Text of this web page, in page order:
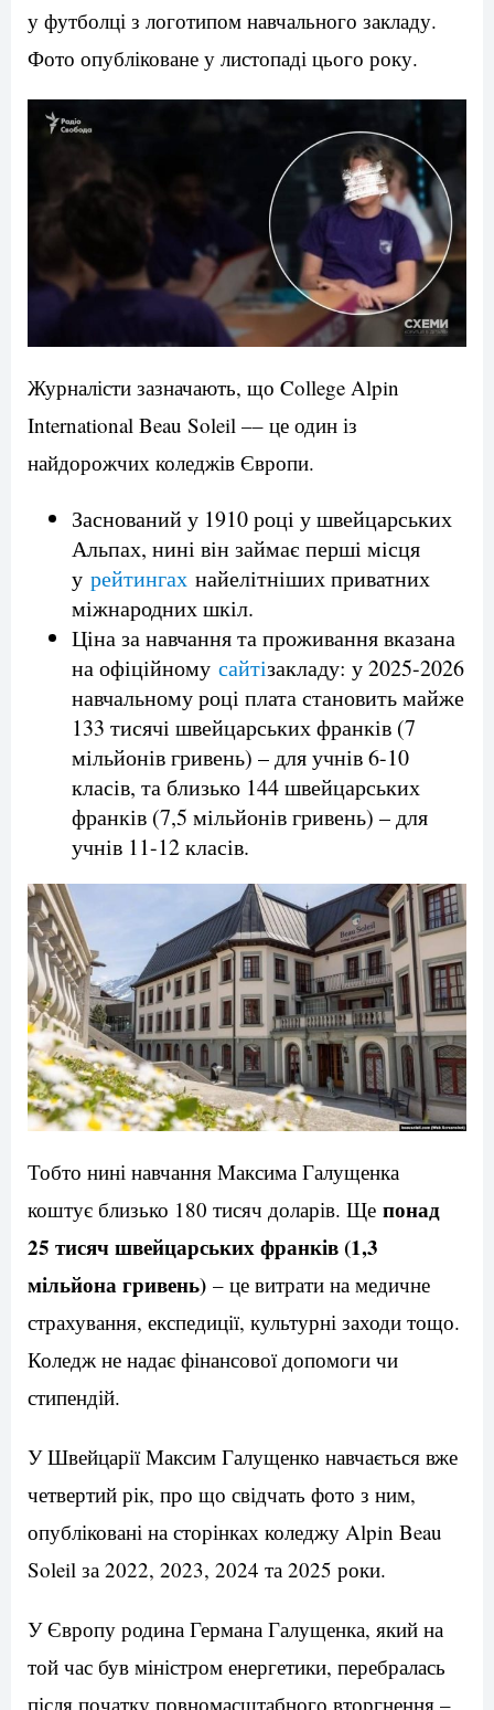
у футболці з логотипом навчального закладу.
Фото опубліковане у листопаді цього року.
Журналісти зазначають, що College Alpin
International Beau Soleil –– це один із
найдорожчих коледжів Європи.
Заснований у 1910 році у швейцарських
Альпах, нині він займає перші місця
у рейтингах найелітніших приватних
міжнародних шкіл.
Ціна за навчання та проживання вказана
на офіційному сайтізакладу: у 2025-2026
навчальному році плата становить майже
133 тисячі швейцарських франків (7
мільйонів гривень) – для учнів 6-10
класів, та близько 144 швейцарських
франків (7,5 мільйонів гривень) – для
учнів 11-12 класів.
Тобто нині навчання Максима Галущенка
коштує близько 180 тисяч доларів. Ще понад
25 тисяч швейцарських франків (1,3
мільйона гривень) – це витрати на медичне
страхування, експедиції, культурні заходи тощо.
Коледж не надає фінансової допомоги чи
стипендій.
У Швейцарії Максим Галущенко навчається вже
четвертий рік, про що свідчать фото з ним,
опубліковані на сторінках коледжу Alpin Beau
Soleil за 2022, 2023, 2024 та 2025 роки.
У Європу родина Германа Галущенка, який на
той час був міністром енергетики, перебралась
після початку повномасштабного вторгнення –